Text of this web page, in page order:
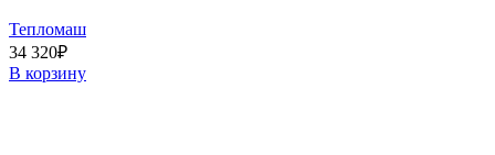
Тепломаш
34 320₽
В корзину